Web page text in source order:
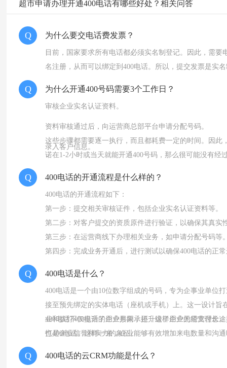
超市申请办理开通400电话有哪些好处？相关问答
Q 为什么要交电话费发票？
目前，国家要求所有电话都必须实名制登记。因此，需
名注册，从而可以绑定到400电话。所以，提交发票是实
Q 为什么开通400号码需要3个工作日？
审核企业实名认证资料。
资料审核通过后，向运营商总部平台申请分配号码。
录入客户信息。
这些步骤都需要逐一执行，而且都耗费一定的时间。因
诺在1-2小时或当天就能开通400号码，那么很可能没有
Q 400电话的开通流程是什么样的？
400电话的开通流程如下：
第一步：提交相关审核证件，包括企业实名认证资料等。
第二步：对客户提交的资质原件进行验证，以确保其真实
第三步：在运营商线下办理相关业务，如申请分配号码等
第四步：完成业务开通后，进行测试以确保400电话的正
Q 400电话是什么？
400电话是一个由10位数字组成的号码，专为企事业单位
接至预先绑定的实体电话（座机或手机）上。这一设计
业和拨打400电话的用户共同承担，这样用户无需支付长
也是企业信誉和实力的象征。
400电话不仅提升了企业形象，还升级了企业的经营理念
打400电话。这样一来，企业能够有效增加来电数量和沟
Q 400电话的云CRM功能是什么？